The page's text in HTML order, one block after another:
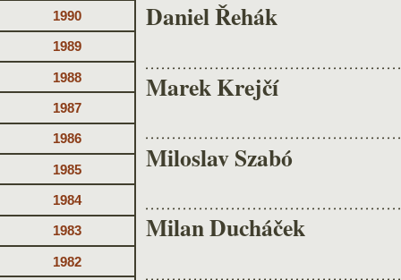
1990
1989
1988
1987
1986
1985
1984
1983
1982
Daniel Řehák
Marek Krejčí
Miloslav Szabó
Milan Ducháček